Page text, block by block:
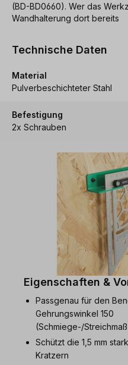
(BD-BD0660). Wer das
Wandhalterung dort bereits
Technische Daten
Material
Pulverbeschichteter Stahl
Befestigung
2x Schrauben
Eigenschaften &
Passgenau für den
Gehrungswinkel 150
(Schmiege-/
Schützt die 1,5 mm
Kratzern